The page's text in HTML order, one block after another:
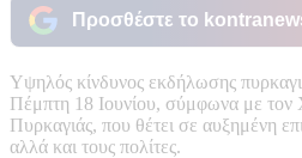
Προσθέστε το
Υψηλός κίνδυνος εκδήλωσης
Πέμπτη 18 Ιουνίου, σύμφωνα με
Πυρκαγιάς, που θέτει σε αυξημένη
αλλά και τους πολίτες.